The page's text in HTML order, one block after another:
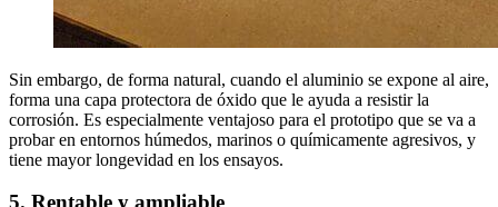
Sin embargo, de forma natural, cuando el aluminio se expone al aire,
forma una capa protectora de óxido que le ayuda a resistir la
corrosión. Es especialmente ventajoso para el prototipo que se va a
probar en entornos húmedos, marinos o químicamente agresivos, y
tiene mayor longevidad en los ensayos.